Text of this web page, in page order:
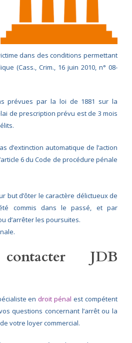
dans des conditions permettant
(Cass., Crim., 16 juin 2010, n° 08-
prévues par la loi de 1881 sur la
de prescription prévu est de 3 mois
d’extinction automatique de l’action
6 du Code de procédure pénale
but d’ôter le caractère délictueux de
commis dans le passé, et par
d’arrêter les poursuites.
JDB
en droit pénal est compétent
questions concernant l’arrêt ou la
votre loyer commercial.